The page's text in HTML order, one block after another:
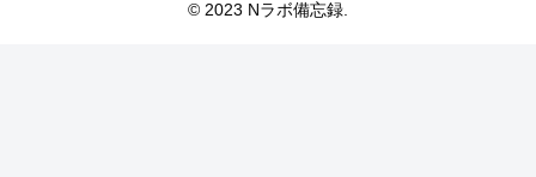
© 2023 Nラボ備忘録.